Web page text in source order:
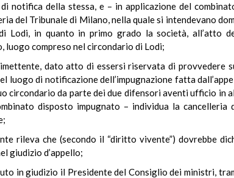
notifica della stessa, e – in applicazione del
del Tribunale di Milano, nella quale si intendevano
Lodi, in quanto in primo grado la società, all’atto
luogo compreso nel circondario di Lodi;
dato atto di essersi riservata di provvedere
luogo di notificazione dell’impugnazione fatta
circondario da parte dei due difensori aventi ufficio in
disposto impugnato – individua la
rileva che (secondo il “diritto vivente”) dovrebbe
giudizio d’appello;
in giudizio il Presidente del Consiglio dei ministri,